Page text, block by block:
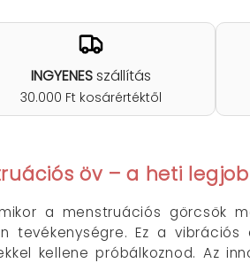
INGYENESszállítás
30.000 Ft kosárértéktől
öv – a heti
a menstruációs görcsök
tevékenységre. Ez a
kellene próbálkoznod. Az